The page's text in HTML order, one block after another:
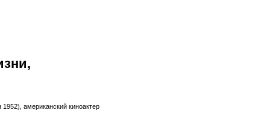
американский киноактер